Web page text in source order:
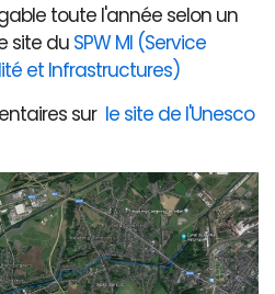
toute l'année selon un
site du SPW MI (Service
et Infrastructures)
sur le site de l'Unesco